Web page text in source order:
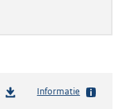
Informatie